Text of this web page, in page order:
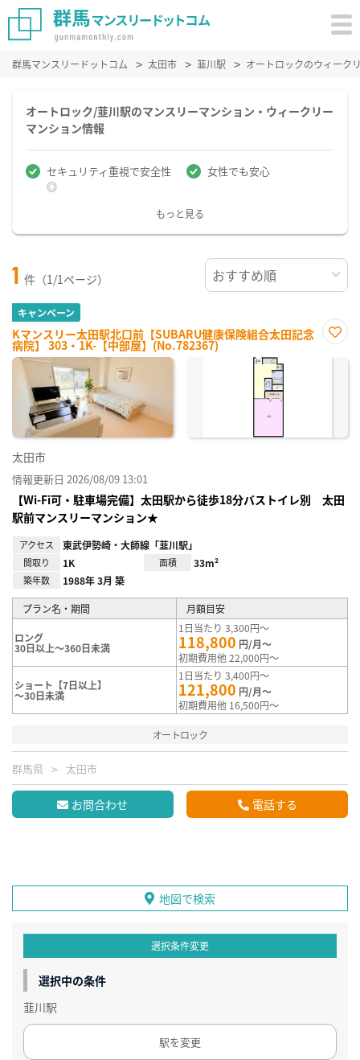
群馬マンスリードットコム 太田市 韮川駅 オートロックのウィーク
オートロック/韮川駅のマンスリーマンション・ウィークリー
マンション情報
セキュリティ重視で安全性
◎
女性でも安心
もっと見る
1 件（1/1ページ）
キャンペーン
Kマンスリー太田駅北口前【SUBARU健康保険組合太田記念
病院】 303・1K-【中部屋】(No.782367)
に入
太田市
情報更新日 2026/08/09 13:01
【Wi-Fi可・駐車場完備】太田駅から徒歩18分バストイレ別 太田
駅前マンスリーマンション★
アクセス 東武伊勢崎・大師線「韮川駅」
間取り 1K 面積 33m²
築年数 1988年 3月 築
プラン名・期間 月額目安
ロング
30日以上～360日未満
1日当たり 3,300円～
118,800 円/月～
初期費用他 22,000円～
ショート【7日以上】
～30日未満
1日当たり 3,400円～
121,800 円/月～
初期費用他 16,500円～
オートロック
群馬県 太田市
お問合わせ 電話する
地図で検索
選択条件変更
選択中の条件
韮川駅
駅を変更